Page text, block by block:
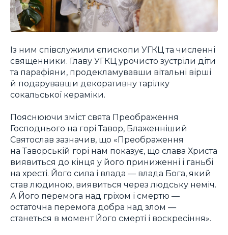
Із ним співслужили єпископи УГКЦ та численні
священники. Главу УГКЦ урочисто зустріли діти
та парафіяни, продекламувавши вітальні вірші
й подарувавши декоративну тарілку
сокальської кераміки.
Пояснюючи зміст свята Преображення
Господнього на горі Тавор, Блаженніший
Святослав зазначив, що «Преображення
на Таворській горі нам показує, що слава Христа
виявиться до кінця у його приниженні і ганьбі
на хресті. Його сила і влада — влада Бога, який
став людиною, виявиться через людську неміч.
А Його перемога над гріхом і смертю —
остаточна перемога добра над злом —
станеться в момент Його смерті і воскресіння».